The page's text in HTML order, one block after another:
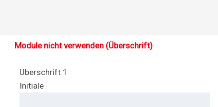
Module nicht verwenden (Überschrift)
Überschrift 1
Initiale